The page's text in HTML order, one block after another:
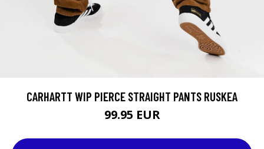
CARHARTT WIP PIERCE STRAIGHT PANTS RUSKEA
99.95 EUR